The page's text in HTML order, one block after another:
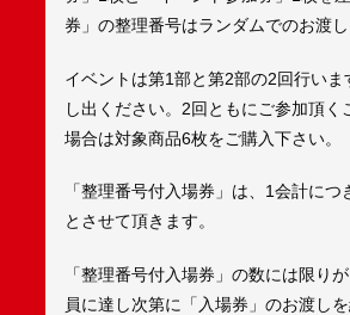
券」の整理番号はランダムでのお渡し
イベントは第1部と第2部の2回行いま
し出ください。2回ともにご参加頂く
場合は対象商品6枚をご購入下さい。
「整理番号付入場券」は、1会計に
とさせて頂きます。
「整理番号付入場券」の数には限り
員に達し次第に「入場券」のお渡し